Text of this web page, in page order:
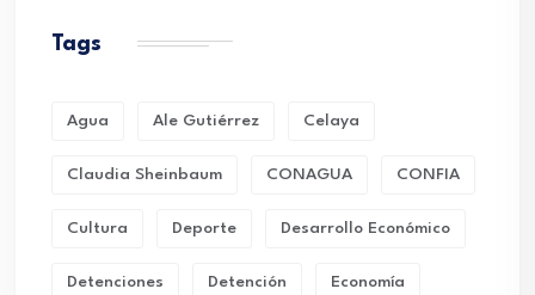
Tags
Agua Ale Gutiérrez Celaya
Claudia Sheinbaum CONAGUA CONFIA
Cultura Deporte Desarrollo Económico
Detenciones Detención Economía